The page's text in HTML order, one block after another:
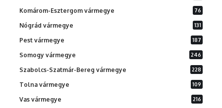
Komárom-Esztergom vármegye 76
Nógrád vármegye 131
Pest vármegye 187
Somogy vármegye 246
Szabolcs-Szatmár-Bereg vármegye 228
Tolna vármegye 109
Vas vármegye 216